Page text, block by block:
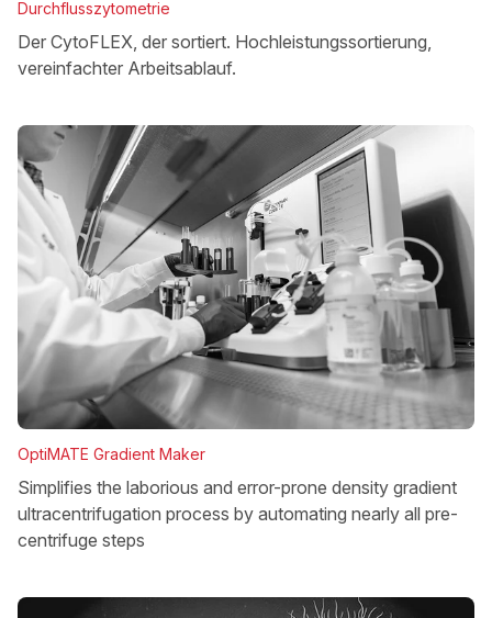
Durchflusszytometrie
Der CytoFLEX, der sortiert. Hochleistungssortierung,
vereinfachter Arbeitsablauf.
OptiMATE Gradient Maker
Simplifies the laborious and error-prone density gradient
ultracentrifugation process by automating nearly all pre-
centrifuge steps